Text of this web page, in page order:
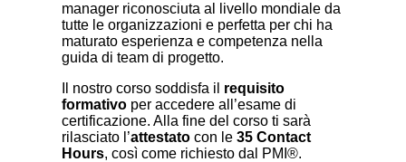
manager riconosciuta al livello mondiale da
tutte le organizzazioni e perfetta per chi ha
maturato esperienza e competenza nella
guida di team di progetto.
Il nostro corso soddisfa il requisito
formativo per accedere all’esame di
certificazione. Alla fine del corso ti sarà
rilasciato l’attestato con le35 Contact
Hours, così come richiesto dal PMI®.